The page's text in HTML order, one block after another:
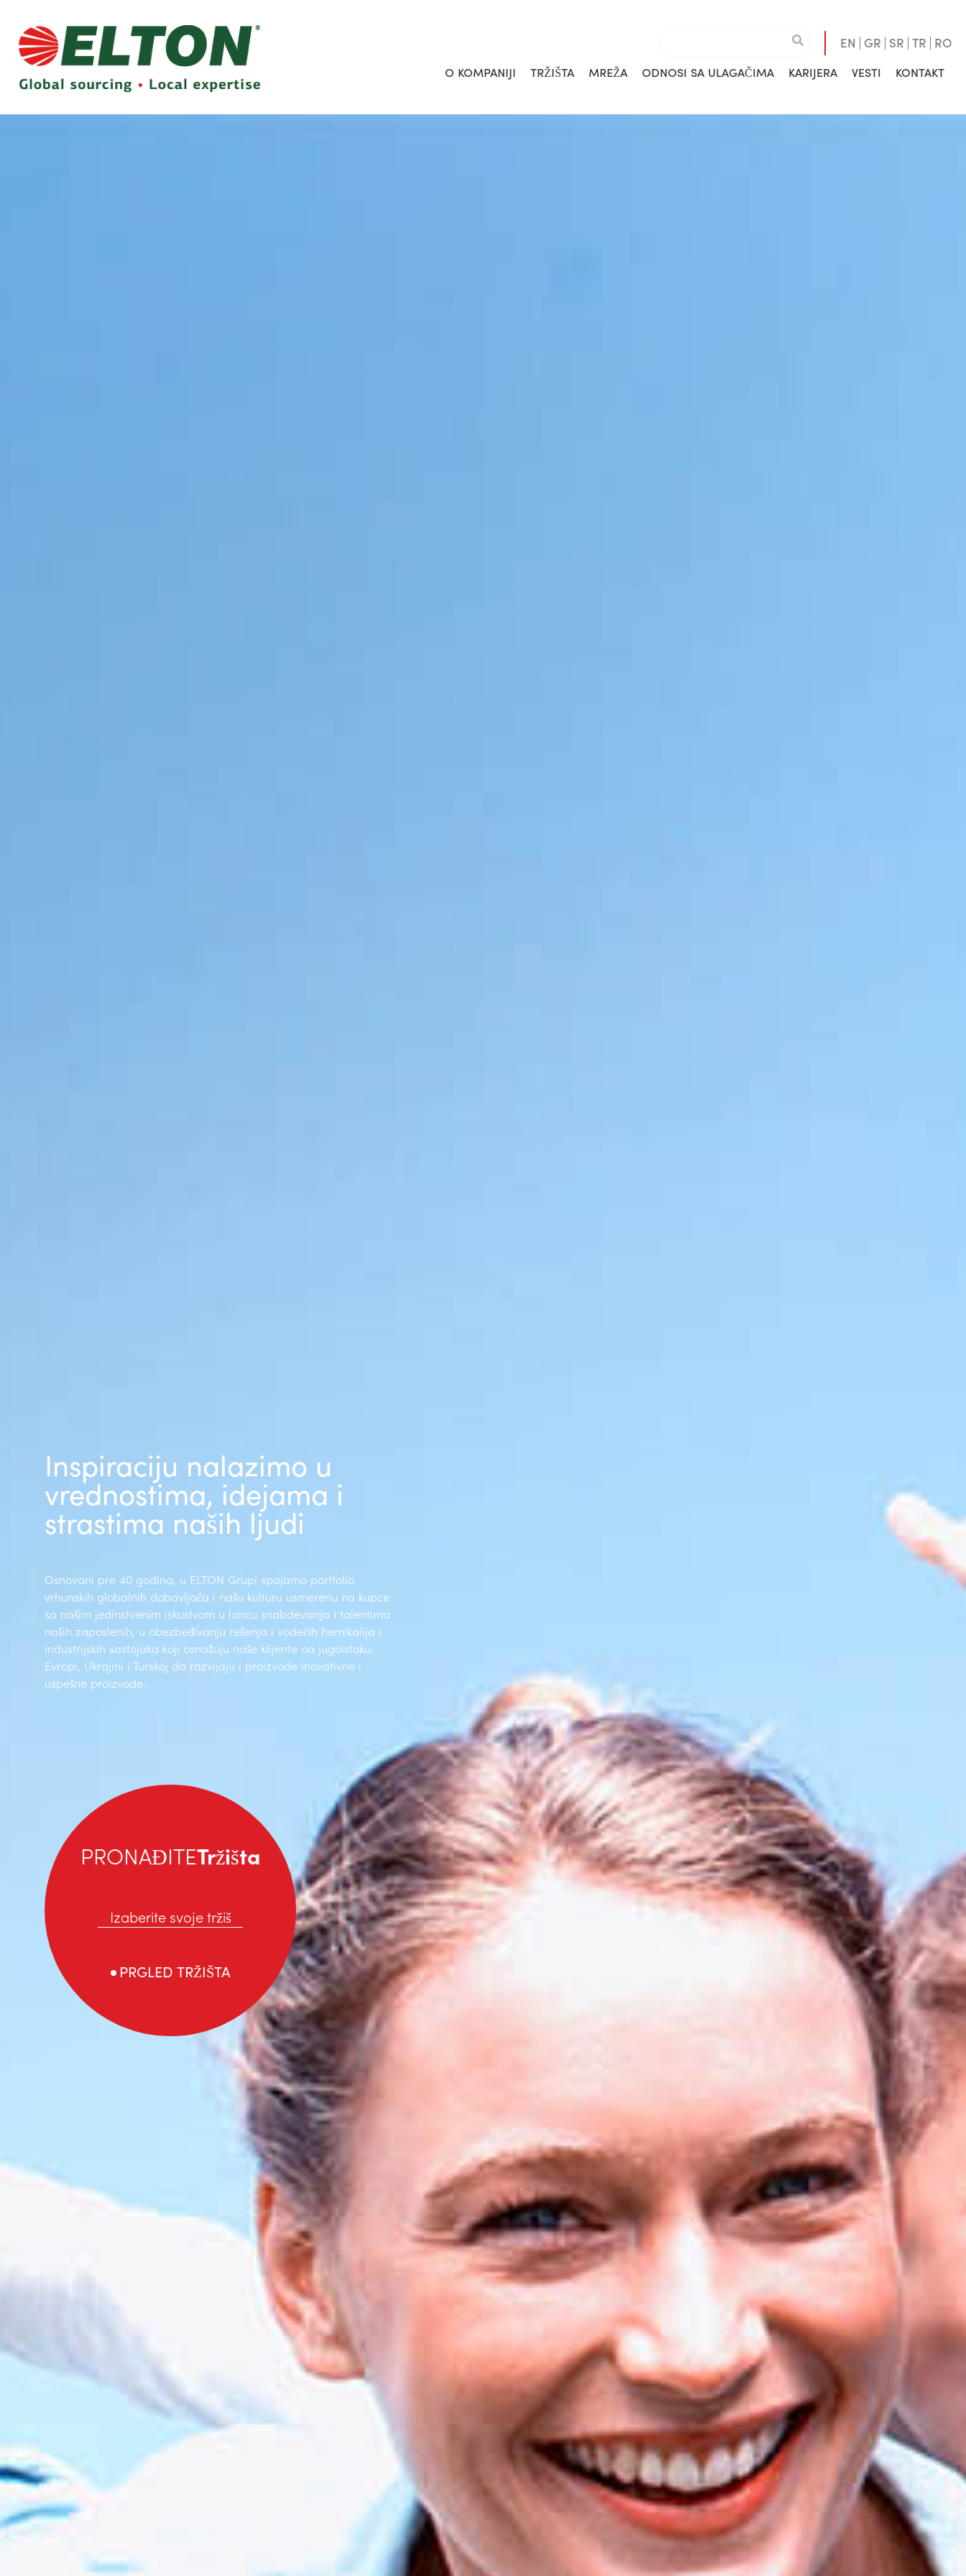
EN GR SR TR RO
O KOMPANIJI TRŽIŠTA MREŽA ODNOSI SA ULAGAČIMA KARIJERA VESTI KONTAKT
Inspiraciju nalazimo u
vrednostima, idejama i
strastima naših ljudi
Osnovani pre 40 godina, u ELTON Grupi spajamo portfolio
vrhunskih globalnih dobavljača i našu kulturu usmerenu na kupce
sa našim jedinstvenim iskustvom u lancu snabdevanja i talentima
naših zaposlenih, u obezbeđivanju rešenja i vodećih hemikalija i
industrijskih sastojaka koji osnažuju naše klijente na jugoistoku.
Evropi, Ukrajini i Turskoj da razvijaju i proizvode inovativne i
uspešne proizvode.
PRONAĐITETržišta
PRGLED TRŽIŠTA